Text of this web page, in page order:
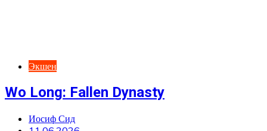
Экшен
Wo Long: Fallen Dynasty
Иосиф Сид